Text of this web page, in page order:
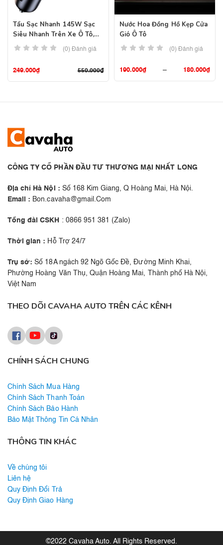
Tẩu Sạc Nhanh 145W Sạc
Siêu Nhanh Trên Xe Ô Tô,
Bộ Sạc Tích Hợp Công Suất
(0) Đánh giá
550.000₫
249.000₫
Nước Hoa Đồng Hồ Kẹp Cửa
Gió Ô Tô
(0) Đánh giá
180.000₫
–
190.000₫
CÔNG TY CỔ PHẦN ĐẦU TƯ THƯƠNG MẠI NHẤT LONG
Địa chỉ Hà Nội : Số 168 Kim Giang, Q Hoàng Mai, Hà Nội.
Email : Bon.cavaha@gmail.Com
Tổng đài CSKH : 0866 951 381 (Zalo)
Thời gian : Hỗ Trợ 24/7
Trụ sở: Số 18A ngách 92 Ngõ Gốc Đề, Đường Minh Khai,
Phường Hoàng Văn Thụ, Quận Hoàng Mai, Thành phố Hà Nội,
Việt Nam
CHÍNH SÁCH CHUNG
Chính Sách Mua Hàng
Chính Sách Thanh Toán
Chính Sách Bảo Hành
Bảo Mật Thông Tin Cá Nhân
THÔNG TIN KHÁC
Về chúng tôi
Liên hệ
Quy Định Đổi Trả
Quy Định Giao Hàng
THEO DÕI CAVAHA AUTO TRÊN CÁC KÊNH
©2022 Cavaha Auto. All Rights Reserved.